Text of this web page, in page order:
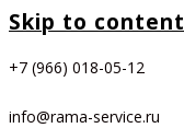
Skip to content
+7 (966) 018-05-12
info@rama-service.ru